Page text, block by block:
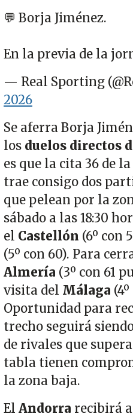
💬 Borja Jiménez.
En la previa de la
— Real Sporting
2026
Se aferra Borja
losduelos directos
es que la cita 36 de
trae consigo dos
que pelean por la
sábado a las 18:30
el Castellón (6º con
(5º con 60). Para
Almería (3º con 61
visita del Málaga
Oportunidad para
trecho seguirá
de rivales que
tabla tienen
la zona baja.
El Andorra recibirá